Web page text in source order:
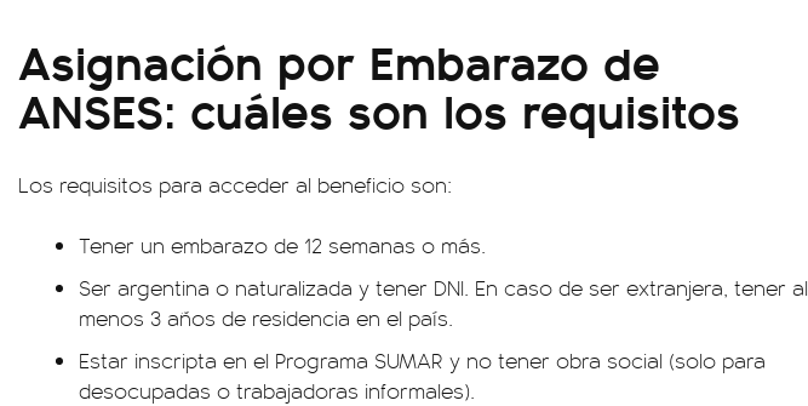
Asignación por Embarazo de
ANSES: cuáles son los requisitos
Los requisitos para acceder al beneficio son:
Tener un embarazo de 12 semanas o más.
Ser argentina o naturalizada y tener DNI. En caso de ser extranjera, tener al
menos 3 años de residencia en el país.
Estar inscripta en el Programa SUMAR y no tener obra social (solo para
desocupadas o trabajadoras informales).